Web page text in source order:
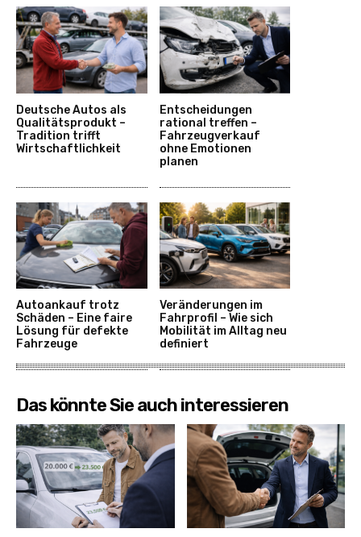
Deutsche Autos als
Qualitätsprodukt –
Tradition trifft
Wirtschaftlichkeit
Entscheidungen
rational treffen –
Fahrzeugverkauf
ohne Emotionen
planen
Autoankauf trotz
Schäden – Eine faire
Lösung für defekte
Fahrzeuge
Veränderungen im
Fahrprofil – Wie sich
Mobilität im Alltag neu
definiert
Das könnte Sie auch interessieren